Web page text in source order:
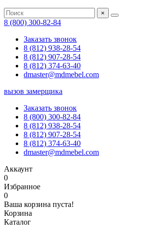
×
8 (800) 300-82-84
Заказать звонок
8 (812) 938-28-54
8 (812) 907-28-54
8 (812) 374-63-40
dmaster@mdmebel.com
вызов замерщика
Заказать звонок
8 (800) 300-82-84
8 (812) 938-28-54
8 (812) 907-28-54
8 (812) 374-63-40
dmaster@mdmebel.com
Аккаунт
0
Избранное
0
Ваша корзина пуста!
Корзина
Каталог